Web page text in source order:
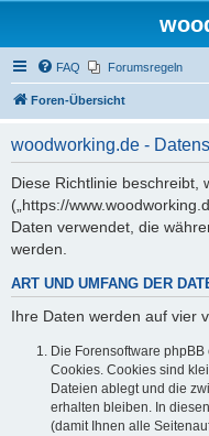
FAQ Forumsregeln
Foren-Übersicht
woodworking.de -
Diese Richtlinie beschreibt,
(„https://
Daten verwendet, die
werden.
ART UND UMFANG DER
Ihre Daten werden auf vier
Die Forensoftware
Cookies. Cookies sind
Dateien ablegt und die
erhalten bleiben. In
(damit Ihnen alle